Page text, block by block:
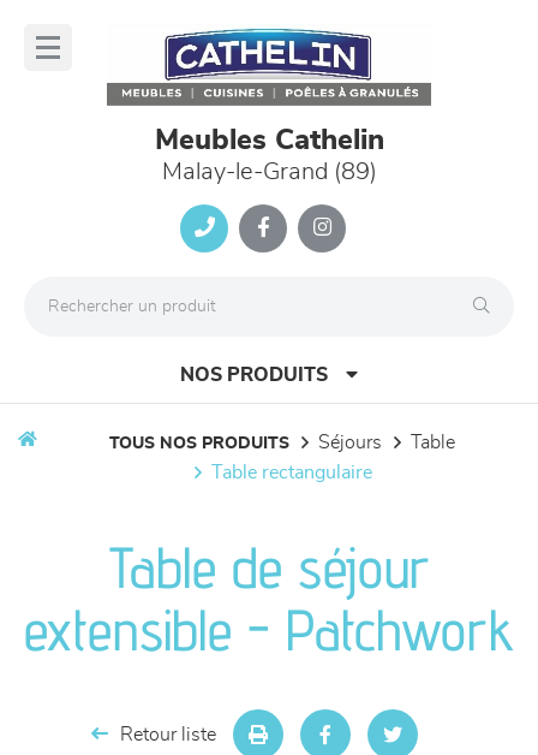
Meubles Cathelin
Malay-le-Grand (89)
NOS PRODUITS
meubles de complément
TOUS NOS PRODUITS séjours
table
table rectangulaire
Table de séjour
extensible - Patchwork
Retour liste